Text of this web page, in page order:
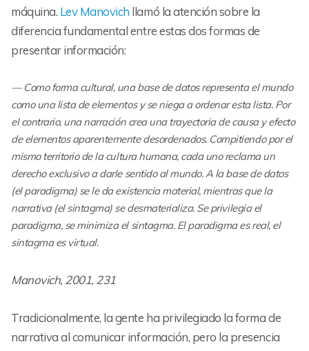
máquina. Lev Manovich llamó la atención sobre la
diferencia fundamental entre estas dos formas de
presentar información:
Como forma cultural, una base de datos representa el mundo
como una lista de elementos y se niega a ordenar esta lista. Por
el contrario, una narración crea una trayectoria de causa y efecto
de elementos aparentemente desordenados. Compitiendo por el
mismo territorio de la cultura humana, cada uno reclama un
derecho exclusivo a darle sentido al mundo. A la base de datos
(el paradigma) se le da existencia material, mientras que la
narrativa (el sintagma) se desmaterializa. Se privilegia el
paradigma, se minimiza el sintagma. El paradigma es real, el
sintagma es virtual.
Manovich, 2001, 231
Tradicionalmente, la gente ha privilegiado la forma de
narrativa al comunicar información, pero la presencia